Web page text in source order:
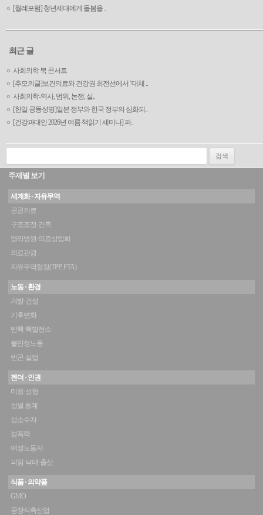
[월례포럼] 청년세대에게 돌봄을 ..
최근 글
사회의학 북 콘서트
[추모의글]보건의료와 건강권 최전선에서 ‘대체 ..
사회의학-역사, 범위, 논쟁, 실..
[한일 공동성명]일본 정부와 한국 정부의 심화되..
[건강과대안 2026년 여름 책읽기 세미나] 파..
검색:
주제별 보기
세계화 · 자유무역
공공의료
구조조정·긴축
영리병원·의료상업화
의료관광
자유무역협정(TPP, FTA)
노동 · 환경
개발·건설
기후변화
반핵·핵발전소
불안정노동
빈곤·실업
젠더 · 인권
미용·성형
성별 통계
성소수자
성폭력
여성노동자
피임·낙태·출산
식품 · 의약품
GMO
공장식축산업